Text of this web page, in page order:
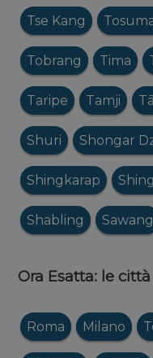
Tse Kang
Tobrang Tima
Taripe Tamji
Shuri Shongar
Shingkarap
Shabling Sawang
Ora Esatta: le
Roma Milano